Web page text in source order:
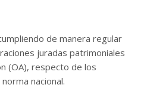
de manera regular
juradas patrimoniales
(OA), respecto de los
nacional.